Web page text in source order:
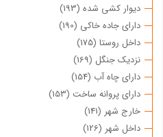
دیوار کشی شده (193)
دارای جاده خاکی (190)
داخل روستا (175)
نزدیک جنگل (169)
دارای چاه آب (154)
دارای پروانه ساخت (153)
خارج شهر (141)
داخل شهر (126)